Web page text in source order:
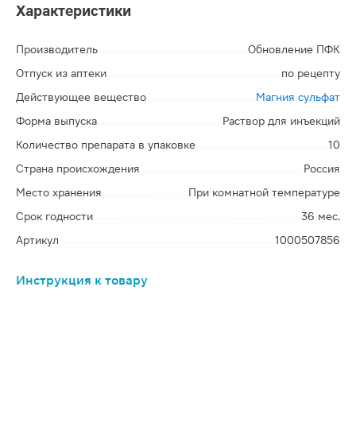
Характеристики
Производитель
Обновление ПФК
Отпуск из аптеки
по рецепту
Действующее вещество
Магния сульфат
Форма выпуска
Раствор для инъекций
Количество препарата в упаковке
10
Страна происхождения
Россия
Место хранения
При комнатной температуре
Срок годности
36 мес.
Артикул
1000507856
Инструкция к товару